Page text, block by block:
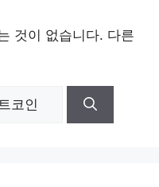
것이 없습니다. 다른